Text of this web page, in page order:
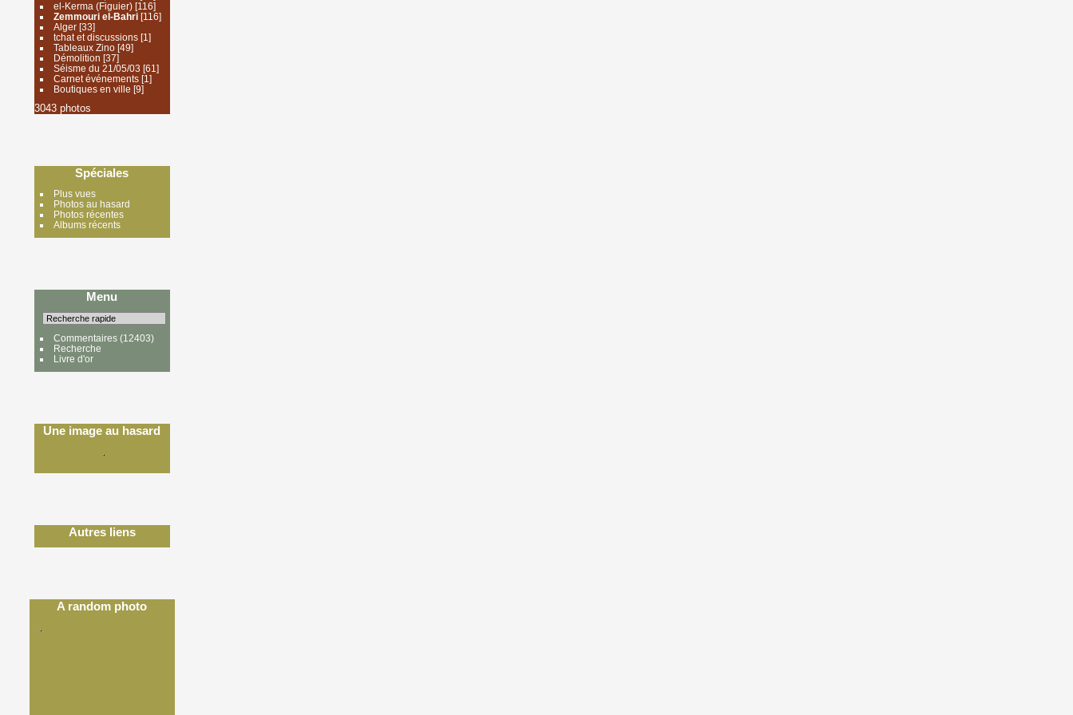
el-Kerma (Figuier)[116]
Zemmouri el-Bahri[116]
Alger[33]
tchat et discussions[1]
Tableaux Zino[49]
Démolition [37]
Séisme du 21/05/03 [61]
Carnet événements[1]
Boutiques en ville [9]
3043 photos
Spéciales
Plus vues
Photos au hasard
Photos récentes
Albums récents
Menu
Commentaires(12403)
Recherche
Livre d'or
Une image au hasard
Autres liens
A random photo